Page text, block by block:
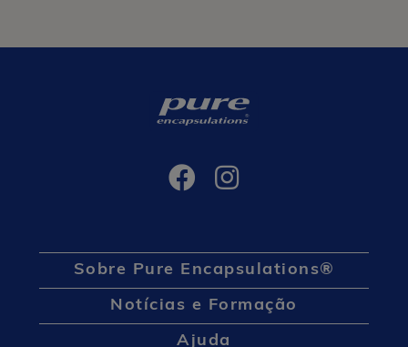
Sobre Pure Encapsulations®
Notícias e Formação
Ajuda